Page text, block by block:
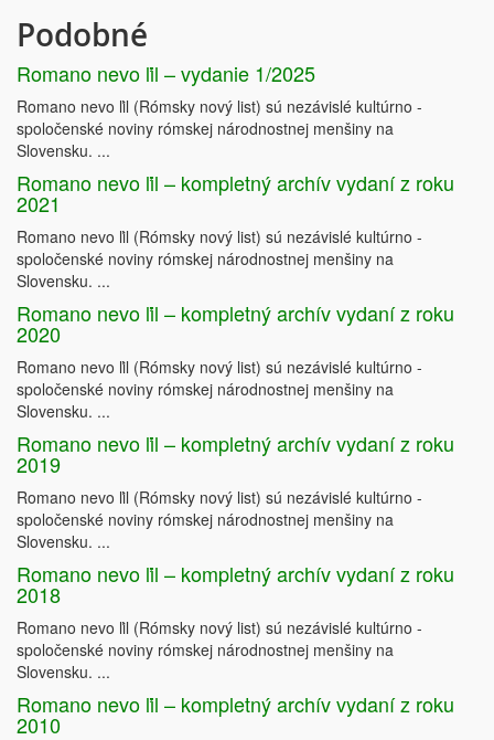
2
This paper presents the communication proposals crafted based on the research findings
processed across four countries by a Central and Eastern European team and a
supplemented, as they are linked to general communication considerations that can be
gleaned from media and social psychology research and an analysis of Roma media
requires simplification, for which we provide explanations in our footnotes.
András Batiz1 — Gábor Bernáth
batiz@impactworks.hu
bernath_g@yahoo.com
Podobné
Romano nevo ľil – vydanie 1/2025
Romano nevo ľil (Rómsky nový list) sú nezávislé kultúrno -
spoločenské noviny rómskej národnostnej menšiny na
Slovensku. ...
Romano nevo ľil – kompletný archív vydaní z roku
2021
Romano nevo ľil (Rómsky nový list) sú nezávislé kultúrno -
spoločenské noviny rómskej národnostnej menšiny na
Slovensku. ...
Romano nevo ľil – kompletný archív vydaní z roku
2020
Romano nevo ľil (Rómsky nový list) sú nezávislé kultúrno -
spoločenské noviny rómskej národnostnej menšiny na
Slovensku. ...
Romano nevo ľil – kompletný archív vydaní z roku
2019
Romano nevo ľil (Rómsky nový list) sú nezávislé kultúrno -
spoločenské noviny rómskej národnostnej menšiny na
Slovensku. ...
Romano nevo ľil – kompletný archív vydaní z roku
2018
Romano nevo ľil (Rómsky nový list) sú nezávislé kultúrno -
spoločenské noviny rómskej národnostnej menšiny na
Slovensku. ...
Romano nevo ľil – kompletný archív vydaní z roku
2010